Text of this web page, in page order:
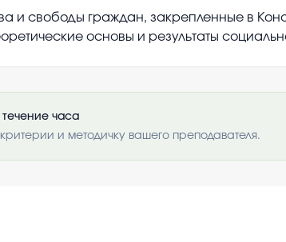
и свободы граждан, закрепленные в
основы и результаты
часа
и методичку вашего преподавателя.